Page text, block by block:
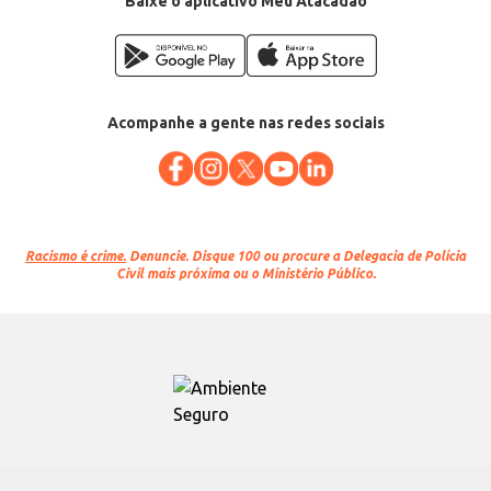
Acompanhe a gente nas redes sociais
Racismo é crime. Denuncie. Disque 100 ou procure a Delegacia de Polícia
Civil mais próxima ou o Ministério Público.